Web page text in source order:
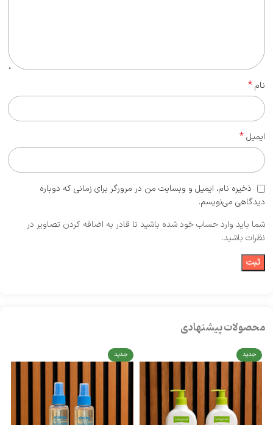
نام*
ایمیل*
ذخیره نام، ایمیل و وبسایت من در مرورگر برای زمانی که دوباره
دیدگاهی می‌نویسم.
شما باید وارد حساب خود شده باشید تا قادر به اضافه کردن تصاویر در
نظرات باشید.
محصولات پیشنهادی
جدید جدید